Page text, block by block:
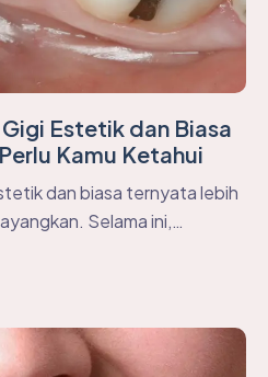
Estetik dan Biasa
Kamu Ketahui
dan biasa ternyata lebih
Selama ini,…